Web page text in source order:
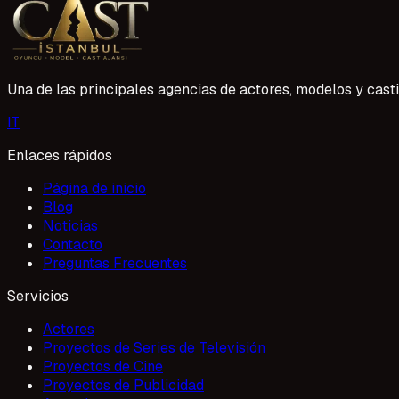
1 Mayıs 2026
Una de las principales agencias de actores, modelos y
IT
Enlaces rápidos
Página de inicio
Blog
Noticias
Contacto
Preguntas Frecuentes
Servicios
Actores
Proyectos de Series de Televisión
Proyectos de Cine
Proyectos de Publicidad